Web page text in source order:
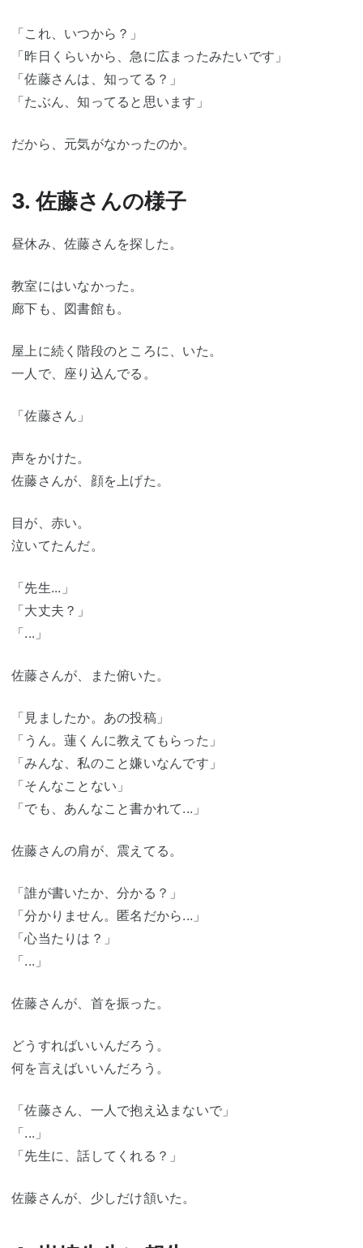
「これ、いつから？」
「昨日くらいから、急に広まったみたいです」
「佐藤さんは、知ってる？」
「たぶん、知ってると思います」
だから、元気がなかったのか。
3. 佐藤さんの様子
昼休み、佐藤さんを探した。
教室にはいなかった。
廊下も、図書館も。
屋上に続く階段のところに、いた。
一人で、座り込んでる。
「佐藤さん」
声をかけた。
佐藤さんが、顔を上げた。
目が、赤い。
泣いてたんだ。
「先生...」
「大丈夫？」
「...」
佐藤さんが、また俯いた。
「見ましたか。あの投稿」
「うん。蓮くんに教えてもらった」
「みんな、私のこと嫌いなんです」
「そんなことない」
「でも、あんなこと書かれて...」
佐藤さんの肩が、震えてる。
「誰が書いたか、分かる？」
「分かりません。匿名だから...」
「心当たりは？」
「...」
佐藤さんが、首を振った。
どうすればいいんだろう。
何を言えばいいんだろう。
「佐藤さん、一人で抱え込まないで」
「...」
「先生に、話してくれる？」
佐藤さんが、少しだけ頷いた。